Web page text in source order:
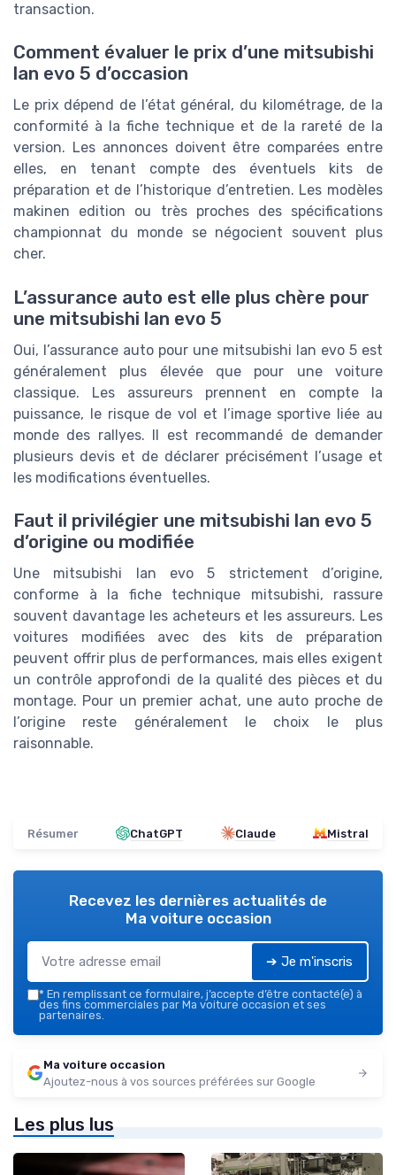
transaction.
Comment évaluer le prix d’une mitsubishi
lan evo 5 d’occasion
Le prix dépend de l’état général, du kilométrage, de la
conformité à la fiche technique et de la rareté de la
version. Les annonces doivent être comparées entre
elles, en tenant compte des éventuels kits de
préparation et de l’historique d’entretien. Les modèles
makinen edition ou très proches des spécifications
championnat du monde se négocient souvent plus
cher.
L’assurance auto est elle plus chère pour
une mitsubishi lan evo 5
Oui, l’assurance auto pour une mitsubishi lan evo 5 est
généralement plus élevée que pour une voiture
classique. Les assureurs prennent en compte la
puissance, le risque de vol et l’image sportive liée au
monde des rallyes. Il est recommandé de demander
plusieurs devis et de déclarer précisément l’usage et
les modifications éventuelles.
Faut il privilégier une mitsubishi lan evo 5
d’origine ou modifiée
Une mitsubishi lan evo 5 strictement d’origine,
conforme à la fiche technique mitsubishi, rassure
souvent davantage les acheteurs et les assureurs. Les
voitures modifiées avec des kits de préparation
peuvent offrir plus de performances, mais elles exigent
un contrôle approfondi de la qualité des pièces et du
montage. Pour un premier achat, une auto proche de
l’origine reste généralement le choix le plus
raisonnable.
Résumer ChatGPT Claude Mistral
Recevez les dernières actualités de
Ma voiture occasion
➔ Je m'inscris
* En remplissant ce formulaire, j’accepte d’être contacté(e) à
des fins commerciales par Ma voiture occasion et ses
partenaires.
Ma voiture occasion
Ajoutez-nous à vos sources préférées sur Google
Les plus lus